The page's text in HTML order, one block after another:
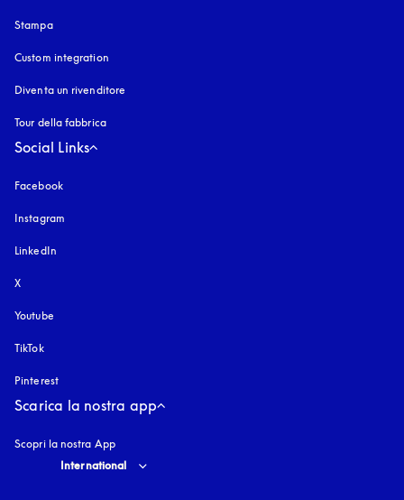
Stampa
Custom integration
Diventa un rivenditore
Tour della fabbrica
Social Links
Facebook
Instagram
LinkedIn
X
Youtube
TikTok
Pinterest
Scarica la nostra app
Scopri la nostra App
Select country and language
International